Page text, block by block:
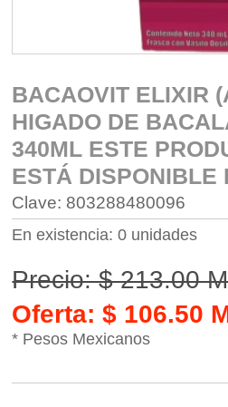
BACAOVIT ELIXIR
HIGADO DE
340ML ESTE
ESTÁ DISPONIBLE
Clave: 803288480096
En existencia: 0 unidades
Precio: $ 213.00
Oferta: $ 106.50
* Pesos Mexicanos